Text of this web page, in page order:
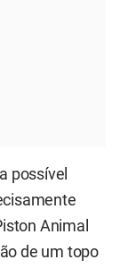
possível
Animal
de um topo